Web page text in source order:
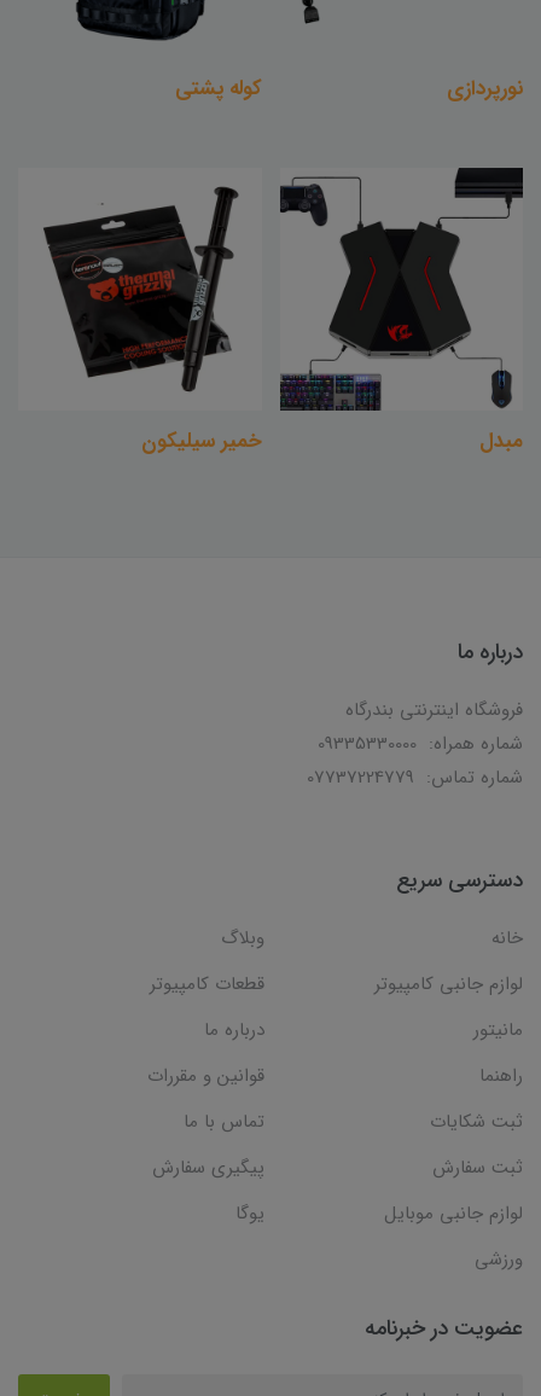
نورپردازی کوله پشتی
مبدل خمیر سیلیکون
درباره ما
فروشگاه اینترنتی بندرگاه
شماره همراه: 09335330000
شماره تماس: 07737224779
دسترسی سریع
خانه
وبلاگ
لوازم جانبی کامپیوتر
قطعات کامپیوتر
مانیتور
درباره ما
راهنما
قوانین و مقررات
ثبت شکایات
تماس با ما
ثبت سفارش
پیگیری سفارش
لوازم جانبی موبایل
یوگا
ورزشی
عضویت در خبرنامه